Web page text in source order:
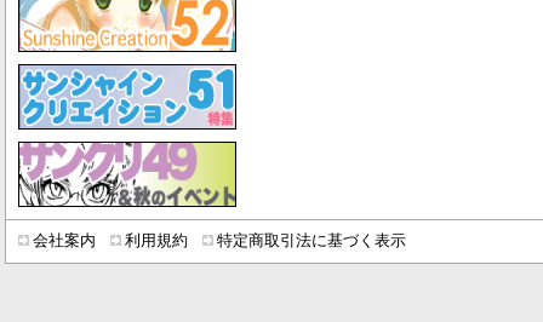
会社案内 利用規約 特定商取引法に基づく表示